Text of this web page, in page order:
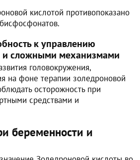
кислотой противопоказано
к управлению
и сложными механизмами
головокружения,
на фоне терапии золедроновой
осторожность при
средствами и
беременности и